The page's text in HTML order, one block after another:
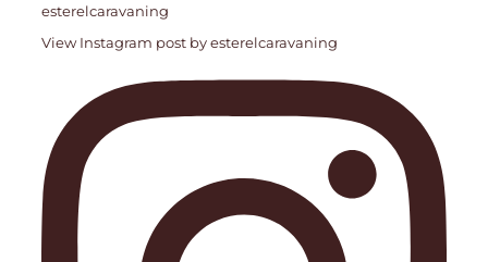
esterelcaravaning
View Instagram post by esterelcaravaning